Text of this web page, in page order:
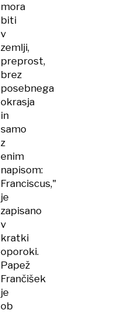
mora
biti
v
zemlji,
preprost,
brez
posebnega
okrasja
in
samo
z
enim
napisom:
Franciscus,"
je
zapisano
v
kratki
oporoki.
Papež
Frančišek
je
ob